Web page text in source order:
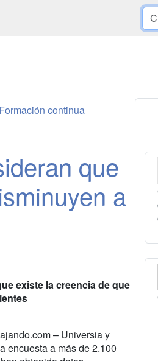
continua
que
a
existe la creencia de que
– Universia y
encuesta a más de 2.100